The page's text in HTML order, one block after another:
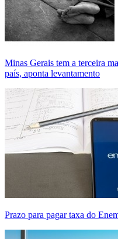
Minas Gerais tem a terceira
país, aponta levantamento
Prazo para pagar taxa do